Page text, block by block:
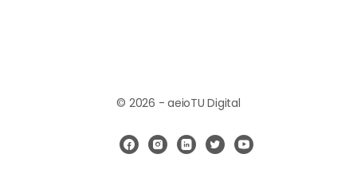
© 2026 - aeioTU Digital